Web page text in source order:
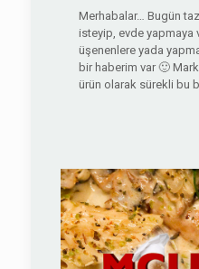
Merhabalar… Bugün
isteyip, evde yapmaya
üşenenlere yada
bir haberim var 🙂
ürün olarak sürekli bu